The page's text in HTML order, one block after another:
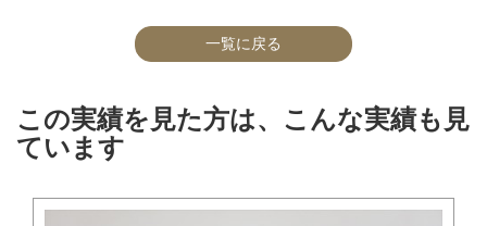
一覧に戻る
この実績を見た方は、こんな実績も見
ています